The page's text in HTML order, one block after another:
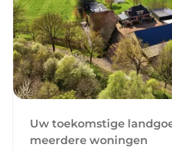
Uw toekomstige
meerdere woningen